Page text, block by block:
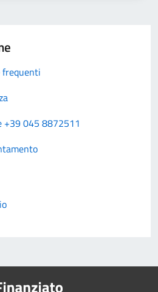
frequenti
+39 045 8872511